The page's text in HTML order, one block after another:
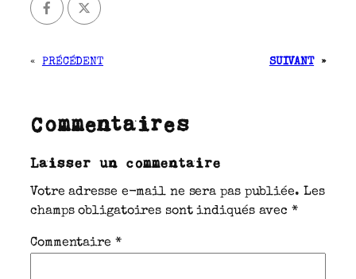
« PRÉCÉDENT SUIVANT »
Commentaires
Laisser un commentaire
Votre adresse e-mail ne sera pas publiée. Les
champs obligatoires sont indiqués avec*
Commentaire *